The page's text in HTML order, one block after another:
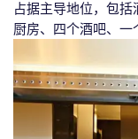
占据主导地位，包
厨房、四个酒吧、一